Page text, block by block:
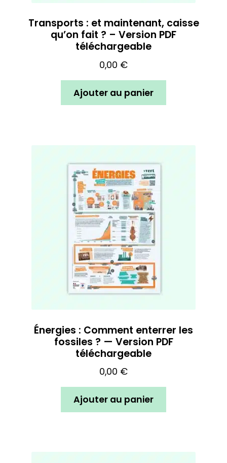
Transports : et maintenant, caisse
qu’on fait ? – Version PDF
téléchargeable
0,00 €
Ajouter au panier
Énergies : Comment enterrer les
fossiles ? — Version PDF
téléchargeable
0,00 €
Ajouter au panier